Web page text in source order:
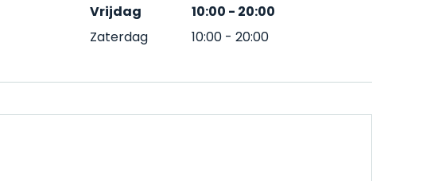
Vrijdag
10:00 - 20:00
Zaterdag
10:00 - 20:00